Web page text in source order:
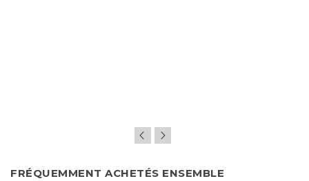
FRÉQUEMMENT ACHETÉS ENSEMBLE